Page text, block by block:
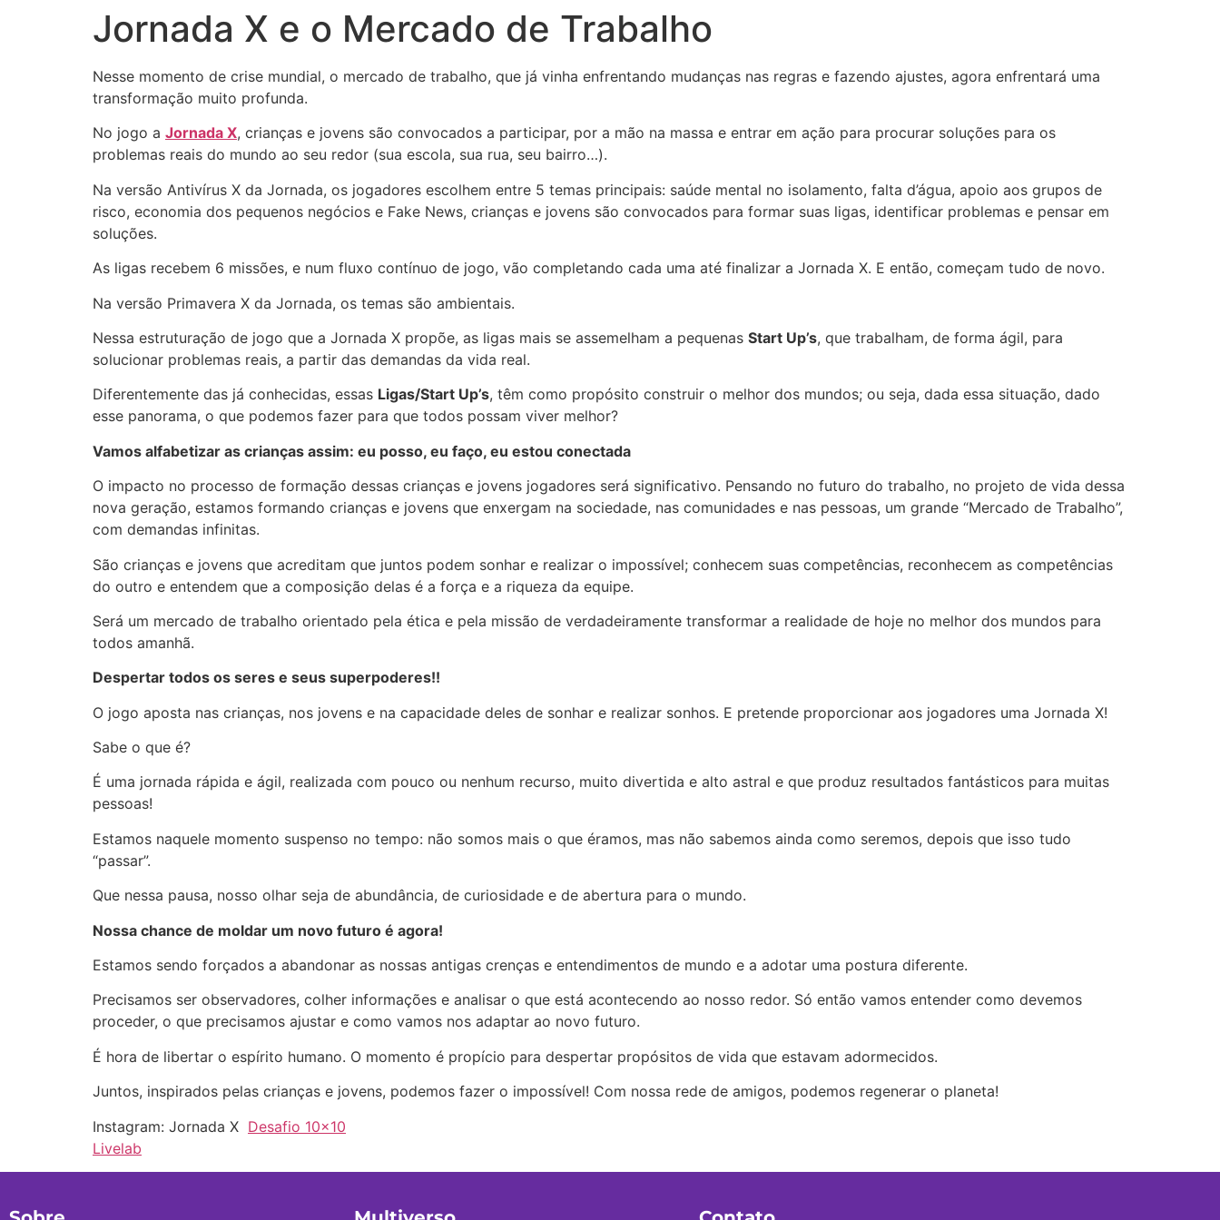
Jornada X e o Mercado de Trabalho
Nesse momento de crise mundial, o mercado de trabalho, que já vinha enfrentando mudanças nas regras e fazendo ajustes, agora enfrentará uma
transformação muito profunda.
No jogo a Jornada X, crianças e jovens são convocados a participar, por a mão na massa e entrar em ação para procurar soluções para os
problemas reais do mundo ao seu redor (sua escola, sua rua, seu bairro…).
Na versão Antivírus X da Jornada, os jogadores escolhem entre 5 temas principais: saúde mental no isolamento, falta d’água, apoio aos grupos de
risco, economia dos pequenos negócios e Fake News, crianças e jovens são convocados para formar suas ligas, identificar problemas e pensar em
soluções.
As ligas recebem 6 missões, e num fluxo contínuo de jogo, vão completando cada uma até finalizar a Jornada X. E então, começam tudo de novo.
Na versão Primavera X da Jornada, os temas são ambientais.
Nessa estruturação de jogo que a Jornada X propõe, as ligas mais se assemelham a pequenas Start Up’s, que trabalham, de forma ágil, para
solucionar problemas reais, a partir das demandas da vida real.
Diferentemente das já conhecidas, essas Ligas/Start Up’s, têm como propósito construir o melhor dos mundos; ou seja, dada essa situação, dado
esse panorama, o que podemos fazer para que todos possam viver melhor?
Vamos alfabetizar as crianças assim: eu posso, eu faço, eu estou conectada
O impacto no processo de formação dessas crianças e jovens jogadores será significativo. Pensando no futuro do trabalho, no projeto de vida dessa
nova geração, estamos formando crianças e jovens que enxergam na sociedade, nas comunidades e nas pessoas, um grande “Mercado de Trabalho”,
com demandas infinitas.
São crianças e jovens que acreditam que juntos podem sonhar e realizar o impossível; conhecem suas competências, reconhecem as competências
do outro e entendem que a composição delas é a força e a riqueza da equipe.
Será um mercado de trabalho orientado pela ética e pela missão de verdadeiramente transformar a realidade de hoje no melhor dos mundos para
todos amanhã.
Despertar todos os seres e seus superpoderes!!
O jogo aposta nas crianças, nos jovens e na capacidade deles de sonhar e realizar sonhos. E pretende proporcionar aos jogadores uma Jornada X!
Sabe o que é?
É uma jornada rápida e ágil, realizada com pouco ou nenhum recurso, muito divertida e alto astral e que produz resultados fantásticos para muitas
pessoas!
Estamos naquele momento suspenso no tempo: não somos mais o que éramos, mas não sabemos ainda como seremos, depois que isso tudo
“passar”.
Que nessa pausa, nosso olhar seja de abundância, de curiosidade e de abertura para o mundo.
Nossa chance de moldar um novo futuro é agora!
Estamos sendo forçados a abandonar as nossas antigas crenças e entendimentos de mundo e a adotar uma postura diferente.
Precisamos ser observadores, colher informações e analisar o que está acontecendo ao nosso redor. Só então vamos entender como devemos
proceder, o que precisamos ajustar e como vamos nos adaptar ao novo futuro.
É hora de libertar o espírito humano. O momento é propício para despertar propósitos de vida que estavam adormecidos.
Juntos, inspirados pelas crianças e jovens, podemos fazer o impossível! Com nossa rede de amigos, podemos regenerar o planeta!
Instagram: Jornada X Desafio 10×10
Livelab